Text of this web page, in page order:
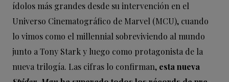
ídolos más grandes desde su intervención en el
Universo Cinematográfico de Marvel (MCU), cuando
lo vimos como el millennial sobreviviendo al mundo
junto a Tony Stark y luego como protagonista de la
nueva trilogía. Las cifras lo confirman, esta nueva